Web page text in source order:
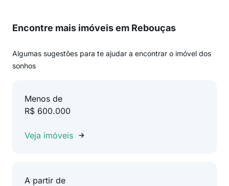
Encontre mais imóveis em Rebouças
Algumas sugestões para te ajudar a encontrar o imóvel dos
sonhos
Menos de
R$ 600.000
Veja imóveis
A partir de